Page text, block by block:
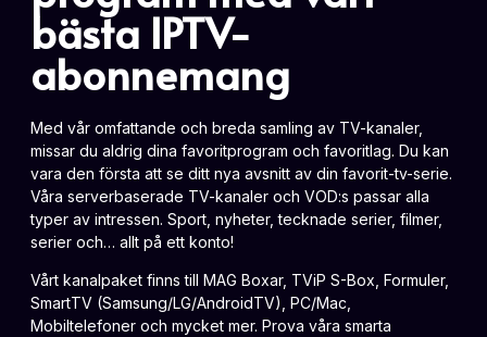
bästa IPTV-
abonnemang
Med vår omfattande och breda samling av TV-kanaler,
missar du aldrig dina favoritprogram och favoritlag. Du kan
vara den första att se ditt nya avsnitt av din favorit-tv-serie.
Våra serverbaserade TV-kanaler och VOD:s passar alla
typer av intressen. Sport, nyheter, tecknade serier, filmer,
serier och… allt på ett konto!
Vårt kanalpaket finns till MAG Boxar, TViP S-Box, Formuler,
SmartTV (Samsung/LG/AndroidTV), PC/Mac,
Mobiltelefoner och mycket mer. Prova våra smarta